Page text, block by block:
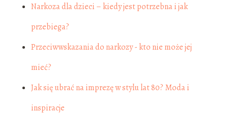
Narkoza dla dzieci – kiedy jest potrzebna i jak
przebiega?
Przeciwwskazania do narkozy - kto nie może jej
mieć?
Jak się ubrać na imprezę w stylu lat 80? Moda i
inspiracje